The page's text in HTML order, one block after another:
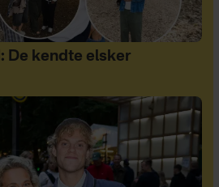
De kendte elsker